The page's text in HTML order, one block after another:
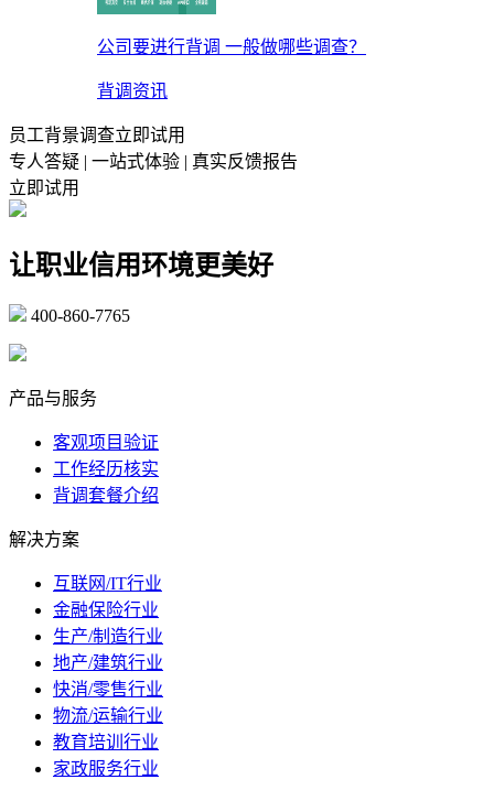
公司要进行背调 一般做哪些调查？
背调资讯
员工背景调查立即试用
专人答疑 | 一站式体验 | 真实反馈报告
立即试用
让职业信用环境更美好
400-860-7765
产品与服务
客观项目验证
工作经历核实
背调套餐介绍
解决方案
互联网/IT行业
金融保险行业
生产/制造行业
地产/建筑行业
快消/零售行业
物流/运输行业
教育培训行业
家政服务行业